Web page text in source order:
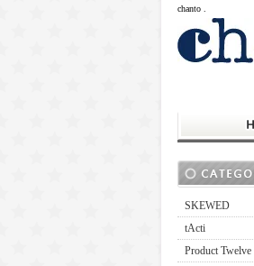
chanto .
SKEWED
tActi
Product Twelve